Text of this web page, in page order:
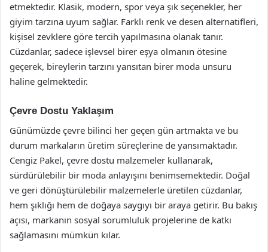
etmektedir. Klasik, modern, spor veya şık seçenekler, her
giyim tarzına uyum sağlar. Farklı renk ve desen alternatifleri,
kişisel zevklere göre tercih yapılmasına olanak tanır.
Cüzdanlar, sadece işlevsel birer eşya olmanın ötesine
geçerek, bireylerin tarzını yansıtan birer moda unsuru
haline gelmektedir.
Çevre Dostu Yaklaşım
Günümüzde çevre bilinci her geçen gün artmakta ve bu
durum markaların üretim süreçlerine de yansımaktadır.
Cengiz Pakel, çevre dostu malzemeler kullanarak,
sürdürülebilir bir moda anlayışını benimsemektedir. Doğal
ve geri dönüştürülebilir malzemelerle üretilen cüzdanlar,
hem şıklığı hem de doğaya saygıyı bir araya getirir. Bu bakış
açısı, markanın sosyal sorumluluk projelerine de katkı
sağlamasını mümkün kılar.